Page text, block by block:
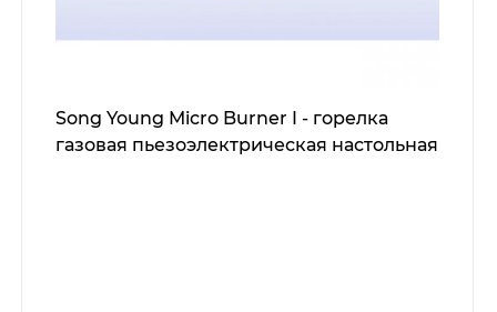
Song Young Micro Burner I - горелка
газовая пьезоэлектрическая настольная